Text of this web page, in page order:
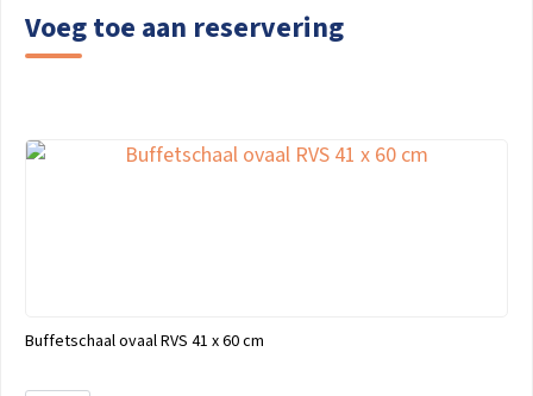
Voeg toe aan reservering
Buffetschaal ovaal RVS 41 x 60 cm